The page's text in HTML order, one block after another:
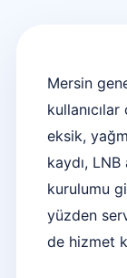
Mersin
eksik,
kaydı,
kurulumu
yüzden
de hizmet